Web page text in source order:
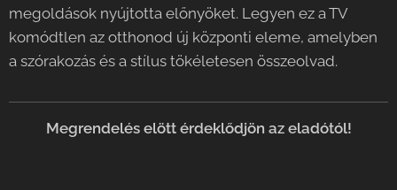
megoldások nyújtotta előnyöket. Legyen ez a TV
komódtlen az otthonod új központi eleme, amelyben
a szórakozás és a stílus tökéletesen összeolvad.
Megrendelés elött érdeklődjön az eladótól!